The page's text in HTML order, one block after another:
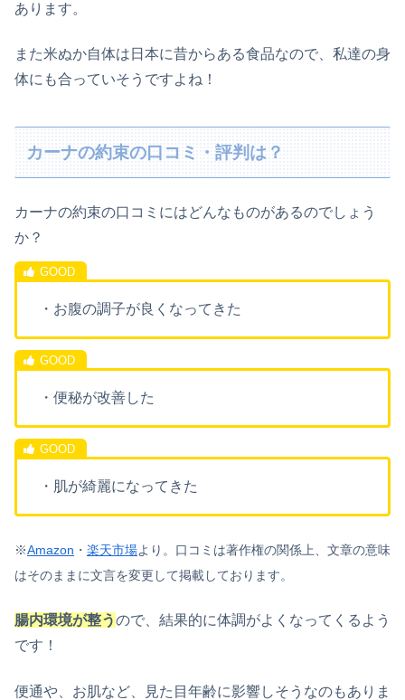
あります。
また米ぬか自体は日本に昔からある食品なので、私達の身
体にも合っていそうですよね！
カーナの約束の口コミ・評判は？
カーナの約束の口コミにはどんなものがあるのでしょう
か？
・お腹の調子が良くなってきた
・便秘が改善した
・肌が綺麗になってきた
※Amazon ・ 楽天市場より。 口コミは著作権の関係上、文章の意味
はそのままに文言を変更して掲載しております。
腸内環境が整うので、結果的に体調がよくなってくるよう
です！
便通や、お肌など、見た目年齢に影響しそうなのもありま